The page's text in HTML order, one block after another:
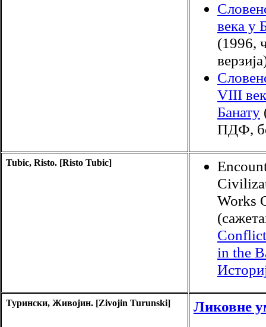
века у
(1996,
VIII
Банату
ПДФ,
Tubic, Risto. [Risto Tubic]
Works
in the
Турински, Живојин. [Zivojin Turunski]
Ликовне